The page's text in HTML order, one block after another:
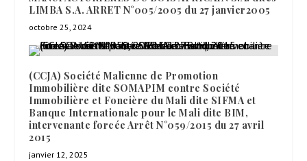
LIMBA S.A. ARRET N°005/2005 du 27 janvier2005
octobre 25, 2024
(CCJA) Société Malienne de Promotion
Immobilière dite SOMAPIM contre Société
Immobilière et Foncière du Mali dite SIFMA et
Banque Internationale pour le Mali dite BIM,
intervenante forcée Arrêt N°059/2015 du 27 avril
2015
janvier 12, 2025